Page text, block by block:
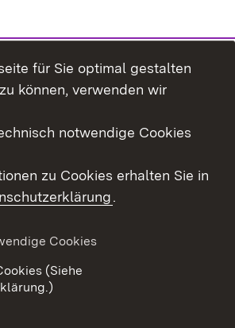
für Sie optimal gestalten
können, verwenden wir
notwendige Cookies
zu Cookies erhalten Sie in
.
Cookies
(Siehe